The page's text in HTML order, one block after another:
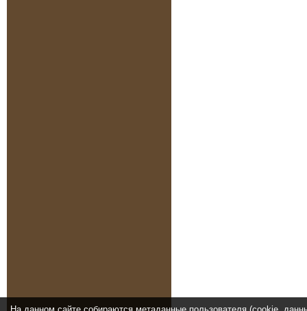
На данном сайте собираются метаданные пользователя (cookie,